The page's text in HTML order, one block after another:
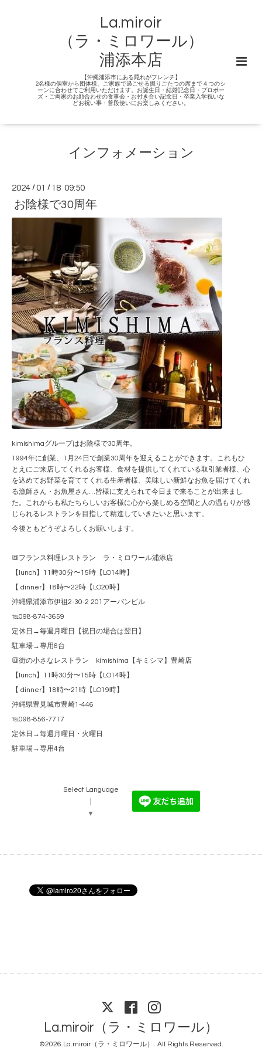
La.miroir
（ラ・ミロワール）
浦添本店
【沖縄浦添市にある隠れがフレンチ】
2名様の個室から団体様、ご家族で過ごせる掘りごたつの席まで４つのシ
ーンに合わせてご利用いただけます。お誕生日・結婚記念日・プロポー
ズ・ご両家のお顔合わせの食事会・お付き合い記念日・卒業入学祝いな
どお祝い事・普段使いにお楽しみください。
インフォメーション
2024 /01 / 18 09:50
お陰様で30周年
kimishimaグループはお陰様で30周年。
1994年に創業、1月24日で創業30周年を迎えることができます。これもひ
とえにご来店してくれるお客様、食材を提供してくれている取引業者様、心
を込めてお野菜を育ててくれる生産者様、美味しい新鮮なお魚を届けてくれ
る漁師さん・お魚屋さん…皆様に支えられて今日まで来ることが出来まし
た。これからも私たちらしいお客様に心から楽しめる空間と人の温もりが感
じられるレストランを目指して精進していきたいと思います。
今後ともどうぞよろしくお願いします。
🔳フランス料理レストラン ラ・ミロワール浦添店
【lunch】11時30分〜15時【LO14時】
【 dinner】18時〜22時【LO20時】
沖縄県浦添市伊祖2-30-2 201アーバンビル
℡098-874-3659
定休日→毎週月曜日【祝日の場合は翌日】
駐車場→専用6台
🔳街の小さなレストラン kimishima【キミシマ】豊崎店
【lunch】11時30分〜15時【LO14時】
【 dinner】18時〜21時【LO19時】
沖縄県豊見城市豊崎1-446
℡098-856-7717
定休日→毎週月曜日・火曜日
駐車場→専用4台
Select Language
▼
La.miroir（ラ・ミロワール）
©2026 La.miroir（ラ・ミロワール） . All Rights Reserved.